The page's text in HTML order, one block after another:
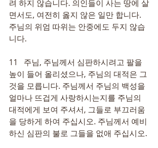
려 하지 않습니다. 의인들이 사는 땅에 살
면서도, 여전히 옳지 않은 일만 합니다.
주님의 위엄 따위는 안중에도 두지 않습
니다.
11   주님, 주님께서 심판하시려고 팔을
높이 들어 올리셨으나, 주님의 대적은 그
것을 모릅니다. 주님께서 주님의 백성을
얼마나 뜨겁게 사랑하시는지를 주님의
대적에게 보여 주셔서, 그들로 부끄러움
을 당하게 하여 주십시오. 주님께서 예비
하신 심판의 불로 그들을 없애 주십시오.